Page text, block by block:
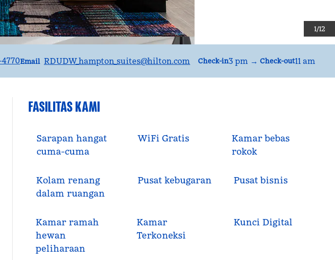
1/12
4770Email
Email RDUDW_hampton_suites@hilton.com Check-in3 pm → Check-out11 am
FASILITAS KAMI
Sarapan hangat
cuma-cuma
WiFi Gratis
Kamar bebas
rokok
Kolam renang
dalam ruangan
Pusat kebugaran Pusat bisnis
Kamar ramah
hewan
peliharaan
Kamar
Terkoneksi
Kunci Digital